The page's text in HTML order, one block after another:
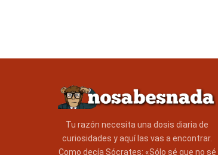
Tu razón necesita una dosis diaria de
curiosidades y aquí las vas a encontrar.
Como decía Sócrates: «Sólo sé que no sé